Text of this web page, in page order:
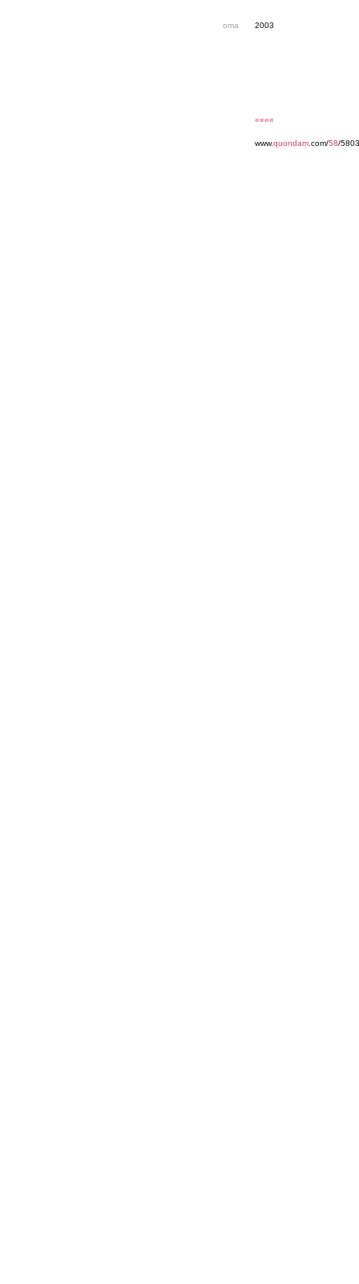
oma 2003
««««
www.quondam .com/58/